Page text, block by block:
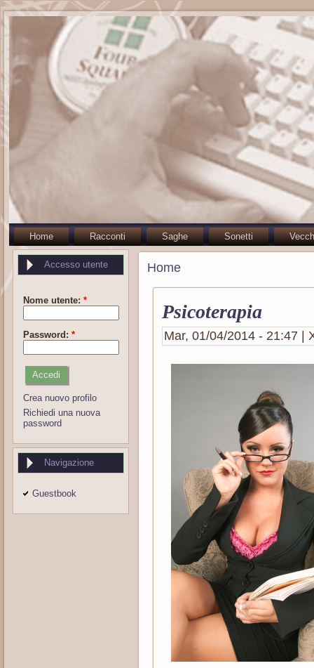
Home Racconti Saghe Sonetti
Accesso utente
Nome utente: *
Password: *
Crea nuovo profilo
Richiedi una nuova
password
Navigazione
Guestbook
Home
Psicoterapia
Mar, 01/04/2014 - 21:47 |